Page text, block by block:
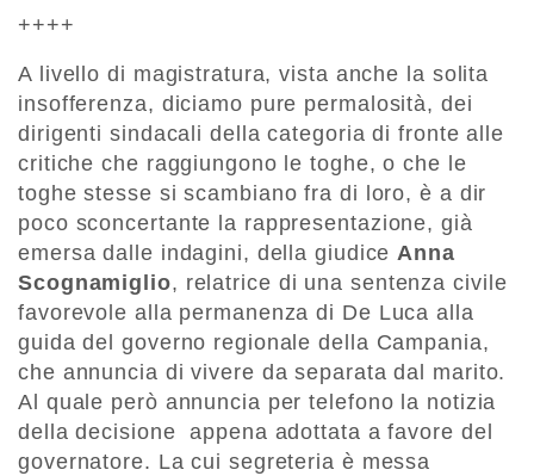
++++
A livello di magistratura, vista anche la solita
insofferenza, diciamo pure permalosità, dei
dirigenti sindacali della categoria di fronte alle
critiche che raggiungono le toghe, o che le
toghe stesse si scambiano fra di loro, è a dir
poco sconcertante la rappresentazione, già
emersa dalle indagini, della giudiceAnna
Scognamiglio, relatrice di una sentenza civile
favorevole alla permanenza di De Luca alla
guida del governo regionale della Campania,
che annuncia di vivere da separata dal marito.
Al quale però annuncia per telefono la notizia
della decisione appena adottata a favore del
governatore. La cui segreteria è messa